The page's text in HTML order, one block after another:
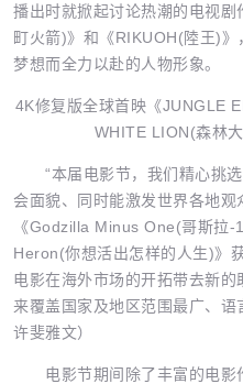
播出时就掀起讨论热潮的电视
町火箭)》和《RIKUOH(陸王)
梦想而全力以赴的人物形象。
4K修复版全球首映《JUNGLE
WHITE LION(森林
“本届电影节，我们精心挑选
会面貌、同时能激发世界各地
《Godzilla Minus One(哥斯拉
Heron(你想活出怎样的人生)》
电影在海外市场的开拓带去新
来覆盖国家及地区范围最广、
许斐雅文）
电影节期间除了丰富的电影